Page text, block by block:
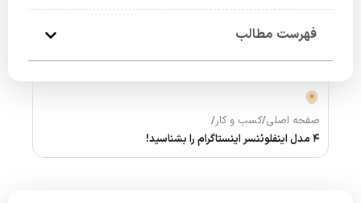
فهرست مطالب
صفحه اصلی/کسب و کار/
4 مدل اینفلوئنسر اینستاگرام را بشناسید!